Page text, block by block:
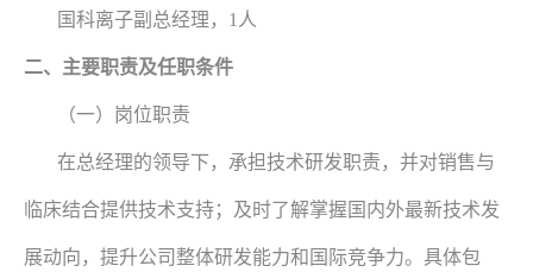
国科离子副总经理，1人
二、主要职责及任职条件
（一）岗位职责
在总经理的领导下，承担技术研发职责，并对销售与
临床结合提供技术支持；及时了解掌握国内外最新技术发
展动向，提升公司整体研发能力和国际竞争力。具体包